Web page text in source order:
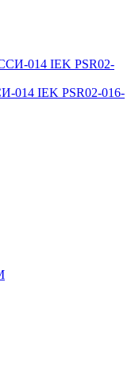
014 IEK PSR02-016-